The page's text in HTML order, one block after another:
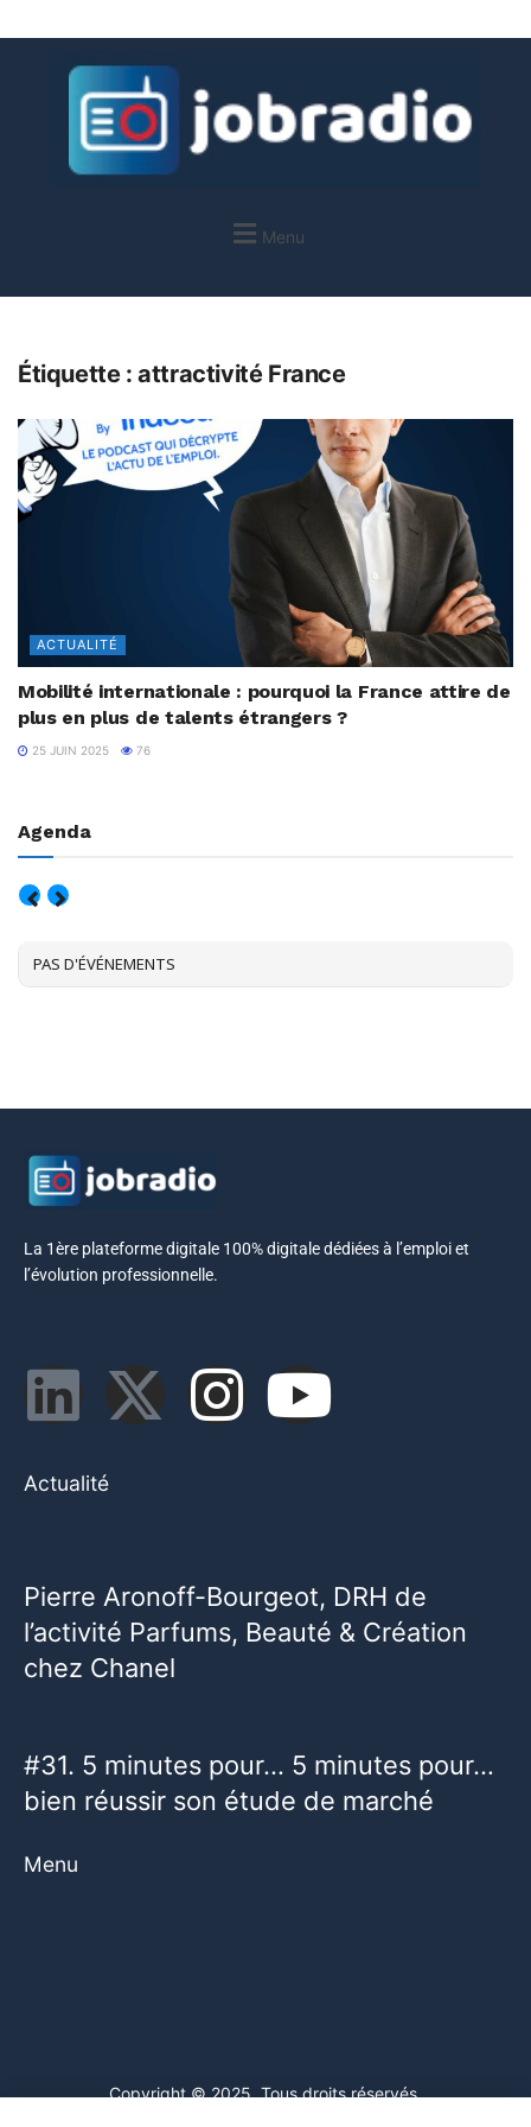
Menu
Étiquette :attractivité France
ACTUALITÉ
Mobilité internationale : pourquoi la France attire de
plus en plus de talents étrangers ?
25 JUIN 2025 76
Agenda
PAS D'ÉVÉNEMENTS
La 1ère plateforme digitale 100% digitale dédiées à l’emploi et
l’évolution professionnelle.
Actualité
Pierre Aronoff-Bourgeot, DRH de
l’activité Parfums, Beauté & Création
chez Chanel
#31. 5 minutes pour… 5 minutes pour…
bien réussir son étude de marché
Menu
Copyright © 2025. Tous droits réservés.